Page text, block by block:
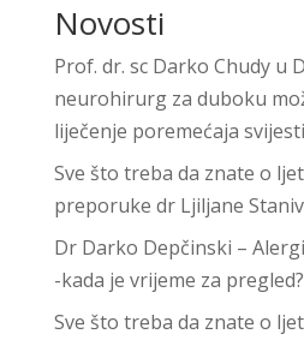
Novosti
Prof. dr. sc Darko Chudy u
neurohirurg za duboku
liječenje poremećaja svijesti
Sve što treba da znate o
preporuke dr Ljiljane
Dr Darko Depčinski –
-kada je vrijeme za pregled?
Sve što treba da znate o